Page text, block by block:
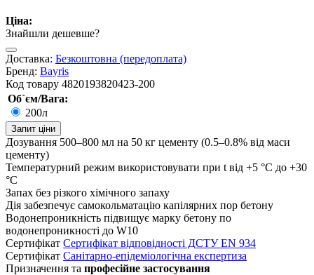
Ціна:
Знайшли дешевше?
Доставка: Безкоштовна (передоплата)
Бренд: Bayris
Код товару 4820193820423-200
Об`єм/Вага:
200л
Запит ціни
Дозування 500–800 мл на 50 кг цементу (0.5–0.8% від маси
цементу)
Температурний режим використовувати при t від +5 °С до +30
°С
Запах без різкого хімічного запаху
Дія забезпечує самокольматацію капілярних пор бетону
Водонепроникність підвищує марку бетону по
водонепроникності до W10
Сертифікат Сертифікат відповідності ДСТУ EN 934
Сертифікат Санітарно-епідеміологічна експертиза
Призначення та професійне застосування